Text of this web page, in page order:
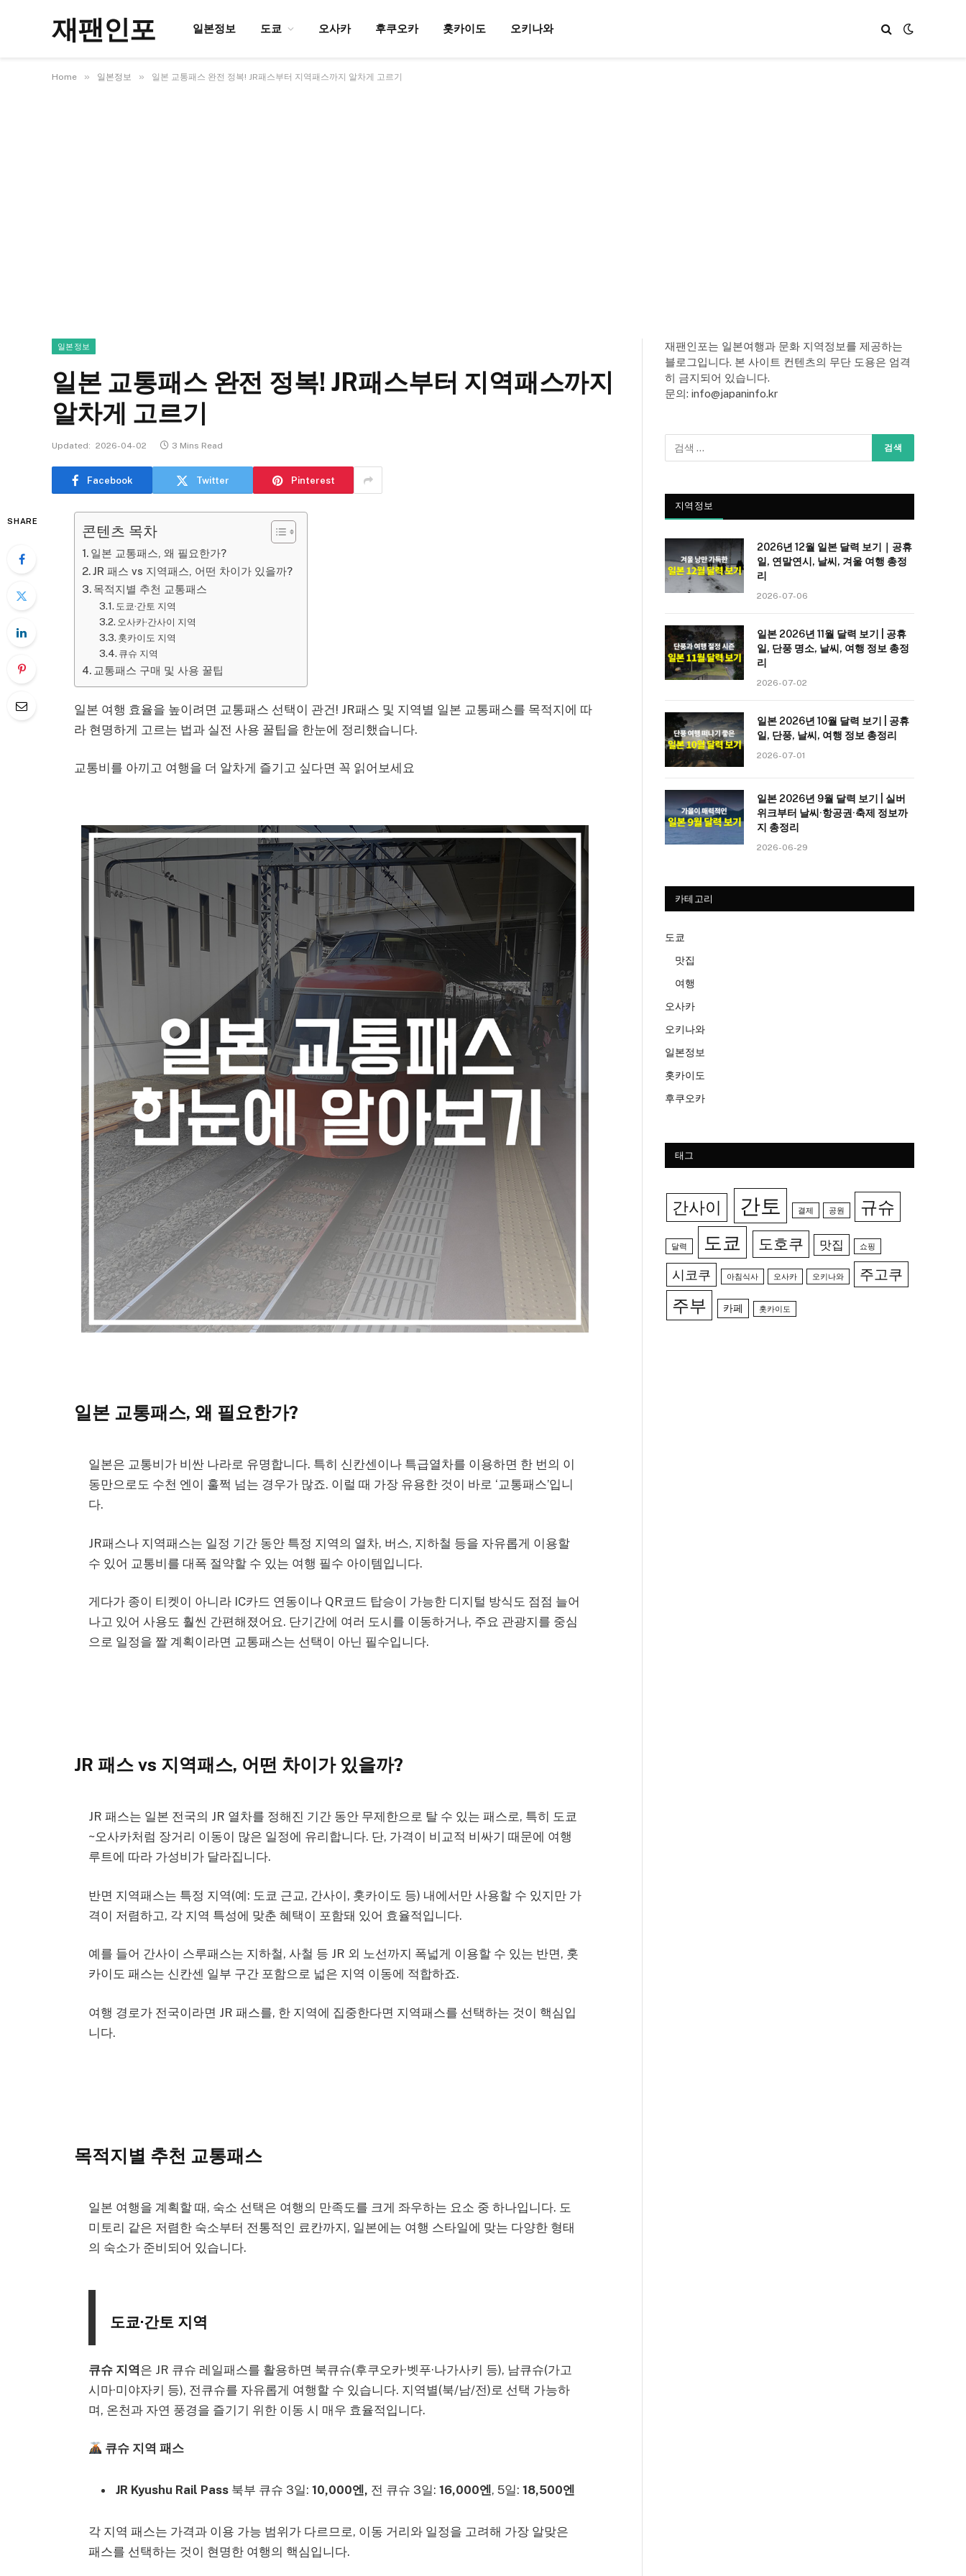
재팬인포 일본정보 도쿄 오사카 후쿠오카 홋카이도 오키나와
Home » 일본정보 » 일본 교통패스 완전 정복! JR패스부터 지역패스까지 알차게 고르기
일본정보
일본 교통패스 완전 정복! JR패스부터 지역패스까지
알차게 고르기
Updated: 2026-04-02 3 Mins Read
Facebook Twitter Pinterest
SHARE
콘텐츠 목차
일본 교통패스, 왜 필요한가?
JR 패스 vs 지역패스, 어떤 차이가 있을까?
목적지별 추천 교통패스
도쿄·간토 지역
오사카·간사이 지역
홋카이도 지역
큐슈 지역
교통패스 구매 및 사용 꿀팁
일본 여행 효율을 높이려면 교통패스 선택이 관건! JR패스 및 지역별 일본 교통패스를 목적지에 따
라 현명하게 고르는 법과 실전 사용 꿀팁을 한눈에 정리했습니다.
교통비를 아끼고 여행을 더 알차게 즐기고 싶다면 꼭 읽어보세요
일본 교통패스, 왜 필요한가?
일본은 교통비가 비싼 나라로 유명합니다. 특히 신칸센이나 특급열차를 이용하면 한 번의 이
동만으로도 수천 엔이 훌쩍 넘는 경우가 많죠. 이럴 때 가장 유용한 것이 바로 ‘교통패스’입니
다.
JR패스나 지역패스는 일정 기간 동안 특정 지역의 열차, 버스, 지하철 등을 자유롭게 이용할
수 있어 교통비를 대폭 절약할 수 있는 여행 필수 아이템입니다.
게다가 종이 티켓이 아니라 IC카드 연동이나 QR코드 탑승이 가능한 디지털 방식도 점점 늘어
나고 있어 사용도 훨씬 간편해졌어요. 단기간에 여러 도시를 이동하거나, 주요 관광지를 중심
으로 일정을 짤 계획이라면 교통패스는 선택이 아닌 필수입니다.
JR 패스 vs 지역패스, 어떤 차이가 있을까?
JR 패스는 일본 전국의 JR 열차를 정해진 기간 동안 무제한으로 탈 수 있는 패스로, 특히 도쿄
~오사카처럼 장거리 이동이 많은 일정에 유리합니다. 단, 가격이 비교적 비싸기 때문에 여행
루트에 따라 가성비가 달라집니다.
반면 지역패스는 특정 지역(예: 도쿄 근교, 간사이, 홋카이도 등) 내에서만 사용할 수 있지만 가
격이 저렴하고, 각 지역 특성에 맞춘 혜택이 포함돼 있어 효율적입니다.
예를 들어 간사이 스루패스는 지하철, 사철 등 JR 외 노선까지 폭넓게 이용할 수 있는 반면, 홋
카이도 패스는 신칸센 일부 구간 포함으로 넓은 지역 이동에 적합하죠.
여행 경로가 전국이라면 JR 패스를, 한 지역에 집중한다면 지역패스를 선택하는 것이 핵심입
니다.
목적지별 추천 교통패스
일본 여행을 계획할 때, 숙소 선택은 여행의 만족도를 크게 좌우하는 요소 중 하나입니다. 도
미토리 같은 저렴한 숙소부터 전통적인 료칸까지, 일본에는 여행 스타일에 맞는 다양한 형태
의 숙소가 준비되어 있습니다.
도쿄·간토 지역
큐슈 지역은 JR 큐슈 레일패스를 활용하면 북큐슈(후쿠오카·벳푸·나가사키 등), 남큐슈(가고
시마·미야자키 등), 전큐슈를 자유롭게 여행할 수 있습니다. 지역별(북/남/전)로 선택 가능하
며, 온천과 자연 풍경을 즐기기 위한 이동 시 매우 효율적입니다.
큐슈 지역 패스
JR Kyushu Rail Pass 북부 큐슈 3일: 10,000엔, 전 큐슈 3일: 16,000엔, 5일: 18,500엔
각 지역 패스는 가격과 이용 가능 범위가 다르므로, 이동 거리와 일정을 고려해 가장 알맞은
패스를 선택하는 것이 현명한 여행의 핵심입니다.
재팬인포는 일본여행과 문화 지역정보를 제공하는
블로그입니다. 본 사이트 컨텐츠의 무단 도용은 엄격
히 금지되어 있습니다.
문의: info@japaninfo.kr
지역정보
2026년 12월 일본 달력 보기｜공휴
일, 연말연시, 날씨, 겨울 여행 총정
리
2026-07-06
일본 2026년 11월 달력 보기 | 공휴
일, 단풍 명소, 날씨, 여행 정보 총정
리
2026-07-02
일본 2026년 10월 달력 보기 | 공휴
일, 단풍, 날씨, 여행 정보 총정리
2026-07-01
일본 2026년 9월 달력 보기 | 실버
위크부터 날씨·항공권·축제 정보까
지 총정리
2026-06-29
카테고리
도쿄
맛집
여행
오사카
오키나와
일본정보
홋카이도
후쿠오카
태그
간사이 간토 결제 공원 규슈
달력 도쿄 도호쿠 맛집 쇼핑
시코쿠 아침식사 오사카 오키나와 주고쿠
주부 카페 홋카이도